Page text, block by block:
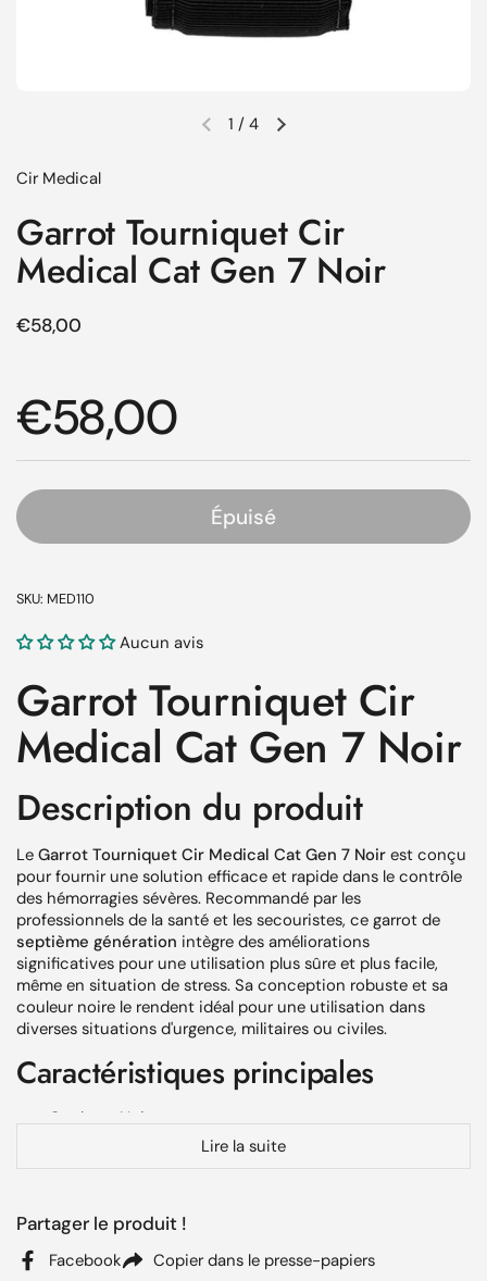
Diapositive précédente
Diapositive suivante
1 / 4
Cir Medical
Garrot Tourniquet Cir
Medical Cat Gen 7 Noir
Prix régulier
€58,00
Prix régulier
€58,00
Épuisé
SKU: MED110
Aucun avis
Garrot Tourniquet Cir
Medical Cat Gen 7 Noir
Description du produit
Le Garrot Tourniquet Cir Medical Cat Gen 7 Noir est conçu
pour fournir une solution efficace et rapide dans le contrôle
des hémorragies sévères. Recommandé par les
professionnels de la santé et les secouristes, ce garrot de
septième génération intègre des améliorations
significatives pour une utilisation plus sûre et plus facile,
même en situation de stress. Sa conception robuste et sa
couleur noire le rendent idéal pour une utilisation dans
diverses situations d'urgence, militaires ou civiles.
Caractéristiques principales
Couleur : Noir
situations d'urgence
Lire la suite
Partager le produit !
Facebook Copier dans le presse-papiers